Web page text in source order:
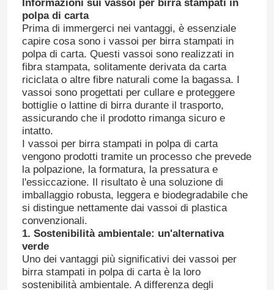
Informazioni sui vassoi per birra stampati in
polpa di carta
Prima di immergerci nei vantaggi, è essenziale
capire cosa sono i vassoi per birra stampati in
polpa di carta. Questi vassoi sono realizzati in
fibra stampata, solitamente derivata da carta
riciclata o altre fibre naturali come la bagassa. I
vassoi sono progettati per cullare e proteggere
bottiglie o lattine di birra durante il trasporto,
assicurando che il prodotto rimanga sicuro e
intatto.
I vassoi per birra stampati in polpa di carta
vengono prodotti tramite un processo che prevede
la polpazione, la formatura, la pressatura e
l'essiccazione. Il risultato è una soluzione di
imballaggio robusta, leggera e biodegradabile che
si distingue nettamente dai vassoi di plastica
convenzionali.
1. Sostenibilità ambientale: un'alternativa
verde
Uno dei vantaggi più significativi dei vassoi per
birra stampati in polpa di carta è la loro
sostenibilità ambientale. A differenza degli